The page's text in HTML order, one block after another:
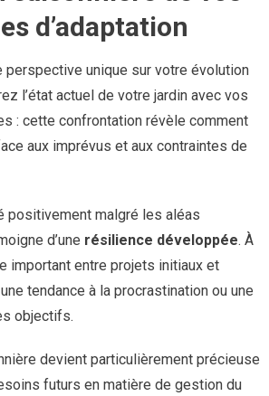
d’adaptation
perspective unique sur votre évolution
l’état actuel de votre jardin avec vos
: cette confrontation révèle comment
aux imprévus et aux contraintes de
positivement malgré les aléas
d’une résilience développée. À
important entre projets initiaux et
tendance à la procrastination ou une
objectifs.
devient particulièrement précieuse
futurs en matière de gestion du